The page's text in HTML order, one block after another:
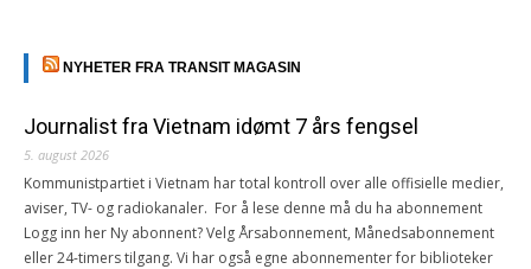
NYHETER FRA TRANSIT MAGASIN
Journalist fra Vietnam idømt 7 års fengsel
5. august 2026
Kommunistpartiet i Vietnam har total kontroll over alle offisielle medier,
aviser, TV- og radiokanaler. For å lese denne må du ha abonnement
Logg inn her Ny abonnent? Velg Årsabonnement, Månedsabonnement
eller 24-timers tilgang. Vi har også egne abonnementer for biblioteker